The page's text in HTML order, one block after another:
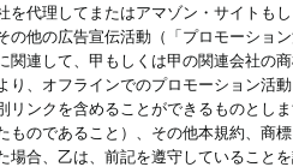
を代理してまたはアマゾン・サイトも
の他の広告宣伝活動（「プロモーショ
関連して、甲もしくは甲の関連会社の
り、オフラインでのプロモーション活
リンクを含めることができるものとし
ものであること）、その他本規約、商
場合、乙は、前記を遵守していること